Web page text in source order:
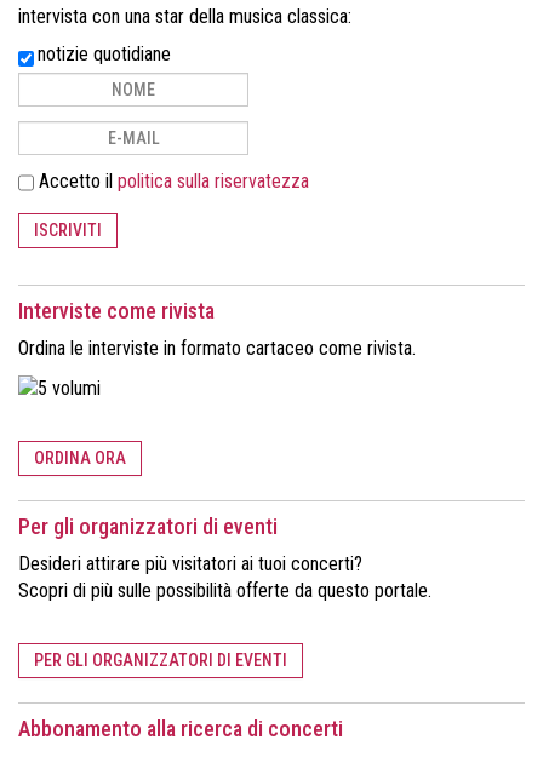
intervista con una star della musica classica:
notizie quotidiane
Accetto il politica sulla riservatezza
ISCRIVITI
Interviste come rivista
Ordina le interviste in formato cartaceo come rivista.
ORDINA ORA
Per gli organizzatori di eventi
Desideri attirare più visitatori ai tuoi concerti?
Scopri di più sulle possibilità offerte da questo portale.
PER GLI ORGANIZZATORI DI EVENTI
Abbonamento alla ricerca di concerti